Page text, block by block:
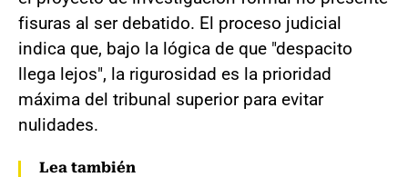
fisuras al ser debatido. El proceso judicial
indica que, bajo la lógica de que "despacito
llega lejos", la rigurosidad es la prioridad
máxima del tribunal superior para evitar
nulidades.
Lea también